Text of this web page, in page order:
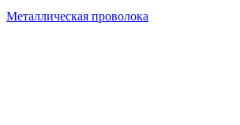
Металлическая проволока